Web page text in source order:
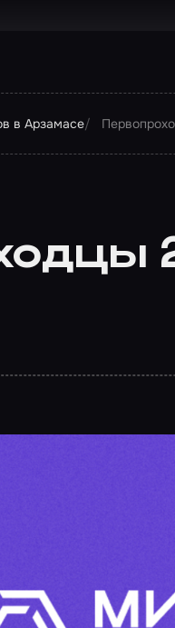
в Арзамасе